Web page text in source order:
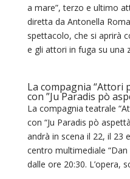
a mare”, terzo e ultimo
diretta da Antonella
spettacolo, che si aprirà
e gli attori in fuga su una
La compagnia “Attori
con ”Ju Paradis pò
La compagnia teatrale
con “Ju Paradis pò
andrà in scena il 22, il 23
centro multimediale
dalle ore 20:30. L’opera,